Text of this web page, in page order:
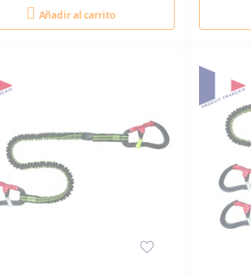
Añadir al carrito